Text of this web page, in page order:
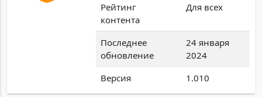
Рейтинг
контента
Для всех
Последнее
обновление
24 января
2024
Версия
1.010